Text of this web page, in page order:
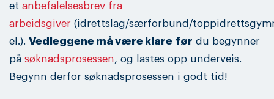
et anbefalelsesbrev fra
arbeidsgiver (idrettslag/særforbund/
el.). Vedleggene må være klare før du begynner
på søknadsprosessen, og lastes opp underveis.
Begynn derfor søknadsprosessen i godt tid!